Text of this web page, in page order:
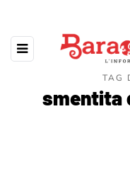
TAG
smentita